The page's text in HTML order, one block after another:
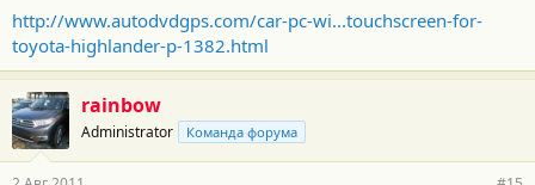
http://www.autodvdgps.com/car-pc-wi...touchscreen-for-
toyota-highlander-p-1382.html
rainbow
Administrator Команда форума